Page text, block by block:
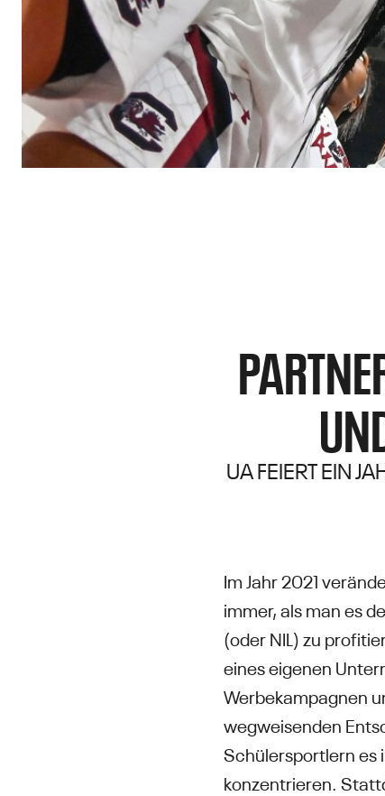
UA FEIERT EIN
Im Jahr 2021
immer, als man es
(oder NIL) zu
eines eigenen
Werbekampagnen
wegweisenden
Schülersportlern es
konzentrieren.